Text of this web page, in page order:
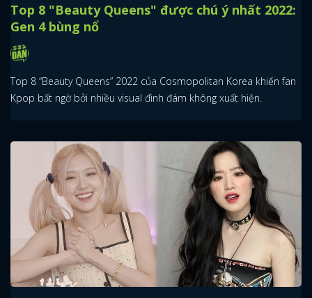
Top 8 "Beauty Queens" được chú ý nhất 2022:
Gen 4 bùng nổ
Top 8 “Beauty Queens” 2022 của Cosmopolitan Korea khiến fan
Kpop bất ngờ bởi nhiều visual đình đám không xuất hiện.